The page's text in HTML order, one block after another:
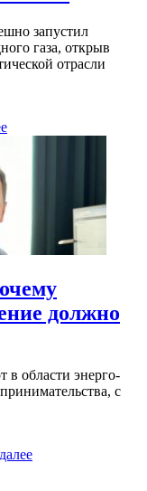
запустил
газа, открыв
отрасли
должно
в области энерго-
с